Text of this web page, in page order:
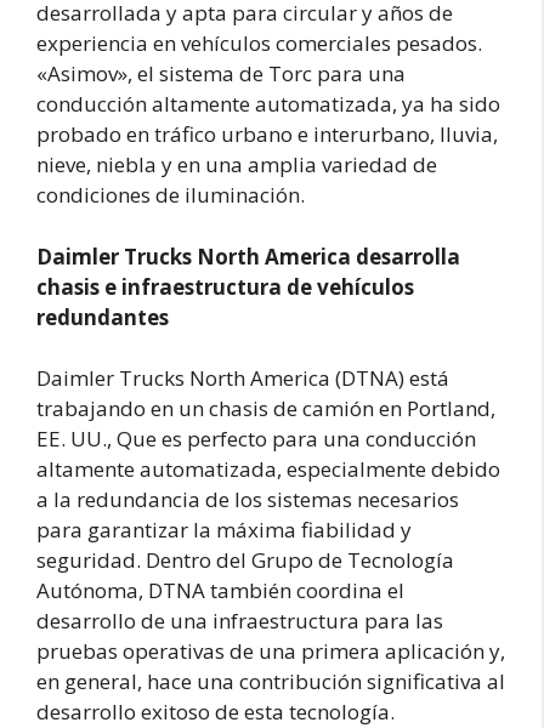
desarrollada y apta para circular y años de
experiencia en vehículos comerciales pesados.
«Asimov», el sistema de Torc para una
conducción altamente automatizada, ya ha sido
probado en tráfico urbano e interurbano, lluvia,
nieve, niebla y en una amplia variedad de
condiciones de iluminación.
Daimler Trucks North America desarrolla
chasis e infraestructura de vehículos
redundantes
Daimler Trucks North America (DTNA) está
trabajando en un chasis de camión en Portland,
EE. UU., Que es perfecto para una conducción
altamente automatizada, especialmente debido
a la redundancia de los sistemas necesarios
para garantizar la máxima fiabilidad y
seguridad. Dentro del Grupo de Tecnología
Autónoma, DTNA también coordina el
desarrollo de una infraestructura para las
pruebas operativas de una primera aplicación y,
en general, hace una contribución significativa al
desarrollo exitoso de esta tecnología.